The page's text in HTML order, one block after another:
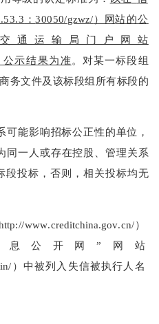
：30050/gzwz/）网站的公
通运输局门户网站
公示结果为准。对某一标段组
务文件及该标段组所有标段的
可能影响招标公正性的单位，
同一人或存在控股、管理关系
段投标，否则，相关投标均无
://www.creditchina.gov.cn/）
息公开 网”
网站
/ ）中被列入失信被执行人名